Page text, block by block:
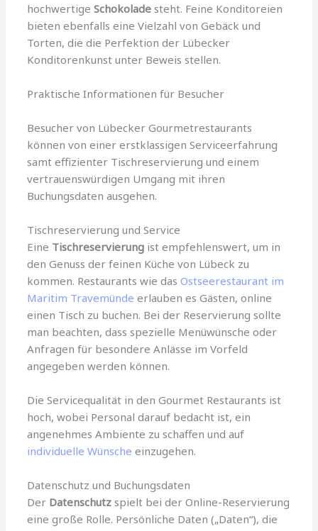
hochwertigeSchokolade steht. Feine Konditoreien
bieten ebenfalls eine Vielzahl von Gebäck und
Torten, die die Perfektion der Lübecker
Konditorenkunst unter Beweis stellen.
Praktische Informationen für Besucher
Besucher von Lübecker Gourmetrestaurants
können von einer erstklassigen Serviceerfahrung
samt effizienter Tischreservierung und einem
vertrauenswürdigen Umgang mit ihren
Buchungsdaten ausgehen.
Tischreservierung und Service
Eine Tischreservierung ist empfehlenswert, um in
den Genuss der feinen Küche von Lübeck zu
kommen. Restaurants wie dasOstseerestaurant im
Maritim Travemünde erlauben es Gästen, online
einen Tisch zu buchen. Bei der Reservierung sollte
man beachten, dass spezielle Menüwünsche oder
Anfragen für besondere Anlässe im Vorfeld
angegeben werden können.
Die Servicequalität in den Gourmet Restaurants ist
hoch, wobei Personal darauf bedacht ist, ein
angenehmes Ambiente zu schaffen und auf
individuelle Wünsche einzugehen.
Datenschutz und Buchungsdaten
Der Datenschutz spielt bei der Online-Reservierung
eine große Rolle. Persönliche Daten („Daten“), die